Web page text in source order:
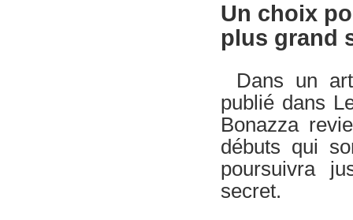
Un choix
plus grand
Dans un
publié dans
Bonazza
débuts qui
poursuivra
secret.